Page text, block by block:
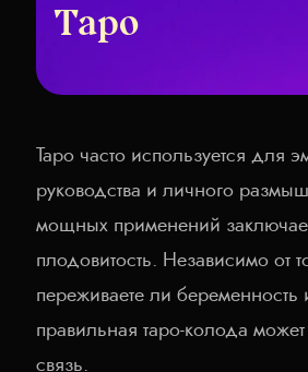
Таро
Таро часто используется для
руководства и личного
мощных применений
плодовитость. Независимо от
переживаете ли беременность
правильная таро-колода
связь.